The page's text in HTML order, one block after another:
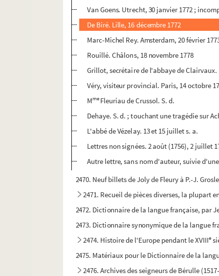
Van Goens. Utrecht, 30 janvier 1772 ;
De Biré. Lille, 16 décembre 1772
Marc-Michel Rey. Amsterdam, 20 février
Rouillé. Châlons, 18 novembre 1778
Grillot, secrétaire de l'abbaye de Clairvaux.
Véry, visiteur provincial. Paris, 14 octobre
MmeFleuriau de Crussol. S. d.
Dehaye. S. d. ; touchant une tragédie sur
L'abbé de Vézelay. 13 et 15 juillet s. a.
Lettres non signées. 2 août (1756), 2 juillet
Autre lettre, sans nom d'auteur, suivie
2470. Neuf billets de Joly de Fleury à P.-J.
2471. Recueil de pièces diverses, la plupart
2472. Dictionnaire de la langue française, par
2473. Dictionnaire synonymique de la langue
2474. Histoire de l'Europe pendant le XVIIIe
2475. Matériaux pour le Dictionnaire de la
2476. Archives des seigneurs de Bérulle